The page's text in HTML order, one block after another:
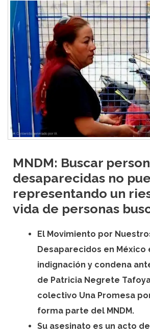
MNDM: Buscar
desaparecidas no
representando un
vida de personas
El Movimiento por
Desaparecidos en México
indignación y condena
de Patricia Negrete
colectivo Una Promesa
forma parte del MNDM.
Su asesinato es un acto